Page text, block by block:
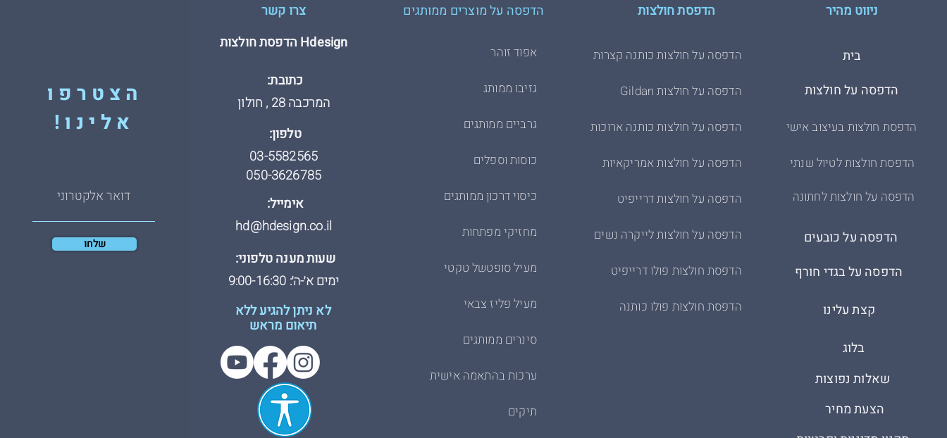
הצטרפו
אלינו!
שלחו
צרו קשר
Hdesign הדפסת חולצות
כתובת:
המרכבה 28 , חולון
טלפון:
03-5582565
050-3626785
אימייל:
hd@hdesign.co.il
שעות מענה טלפוני:
ימים א׳-ה׳: 9:00-16:30
לא ניתן להגיע ללא
תיאום מראש
הדפסה על מוצרים ממותגים
אפוד זוהר
גזיבו ממותג
גרביים ממותגים
כוסות וספלים
כיסוי דרכון ממותגים
מחזיקי מפתחות
מעיל סופטשל טקטי
מעיל פליז צבאי
סינרים ממותגים
ערכות בהתאמה אישית
תיקים
הדפסת חולצות
הדפסה על חולצות כותנה קצרות
הדפסה על חולצות Gildan
הדפסה על חולצות כותנה ארוכות
הדפסה על חולצות אמריקאיות
הדפסה על חולצות דרייפיט
הדפסה על חולצות לייקרה נשים
הדפסת חולצות פולו דרייפיט
הדפסת חולצות פולו כותנה
ניווט מהיר
בית
הדפסת חולצות בעיצוב אישי
הדפסה על חולצות
הדפסה על חולצות לחתונה
הדפסת חולצות לטיול שנתי
הדפסה על בגדי חורף
הדפסה על כובעים
קצת עלינו
הצעת מחיר
שאלות נפוצות
בלוג